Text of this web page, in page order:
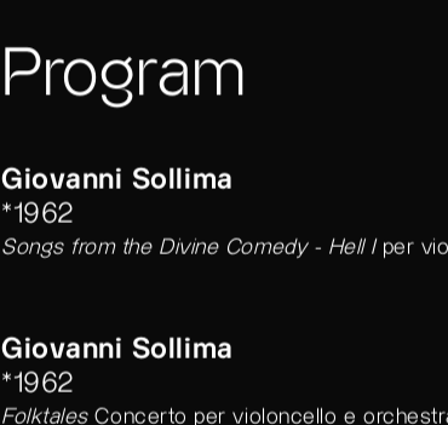
Program
Giovanni Sollima
*1962
Songs from the Divine Comedy - Hell I per
Giovanni Sollima
*1962
FolktalesConcerto per violoncello e